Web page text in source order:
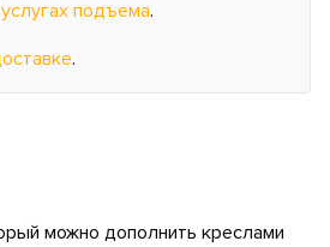
услугах подъема.
.
можно дополнить креслами